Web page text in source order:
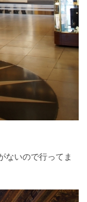
ないので行ってま